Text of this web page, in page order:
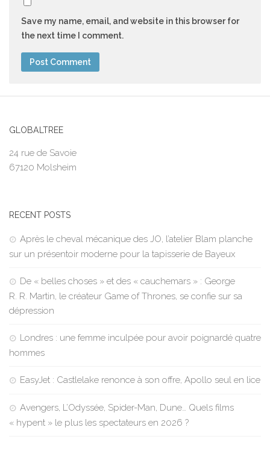
Save my name, email, and website in this browser for
the next time I comment.
GLOBALTREE
24 rue de Savoie
67120 Molsheim
RECENT POSTS
Après le cheval mécanique des JO, l’atelier Blam planche
sur un présentoir moderne pour la tapisserie de Bayeux
De « belles choses » et des « cauchemars » : George
R. R. Martin, le créateur Game of Thrones, se confie sur sa
dépression
Londres : une femme inculpée pour avoir poignardé quatre
hommes
EasyJet : Castlelake renonce à son offre, Apollo seul en lice
Avengers, L’Odyssée, Spider-Man, Dune… Quels films
« hypent » le plus les spectateurs en 2026 ?